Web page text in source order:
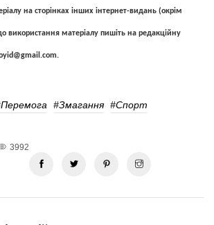
на сторінках інших інтернет-видань (окрім
використання матеріалу пишіть на редакційну
.
#змагання #Спорт
3992